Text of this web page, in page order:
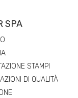
SPA
STAMPI
DI QUALITÀ